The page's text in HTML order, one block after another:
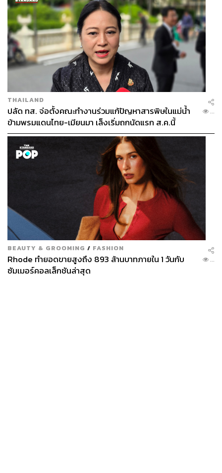
THAILAND
ปลัด ทส. จ่อตั้งคณะทำงานร่วมแก้ปัญหาสารพิษในแม่น้ำ
ข้ามพรมแดนไทย-เมียนมา เล็งเริ่มถกนัดแรก ส.ค.นี้
...
BEAUTY & GROOMING / FASHION
Rhode ทำยอดขายสูงถึง 893 ล้านบาทภายใน 1 วันกับ
ซัมเมอร์คอลเล็กชันล่าสุด
...